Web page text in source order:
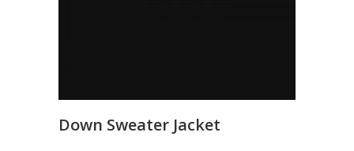
Down Sweater Jacket